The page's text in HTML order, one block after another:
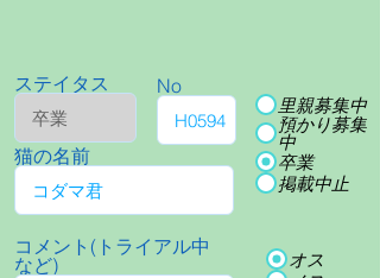
ステイタス No
猫の名前
里親募集中
預かり募集
中
卒業
掲載中止
コメント(トライアル中
など)
オス